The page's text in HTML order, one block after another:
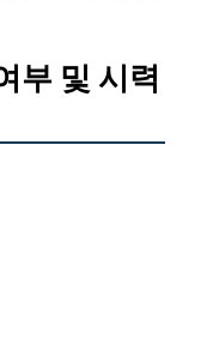
부 및 시력